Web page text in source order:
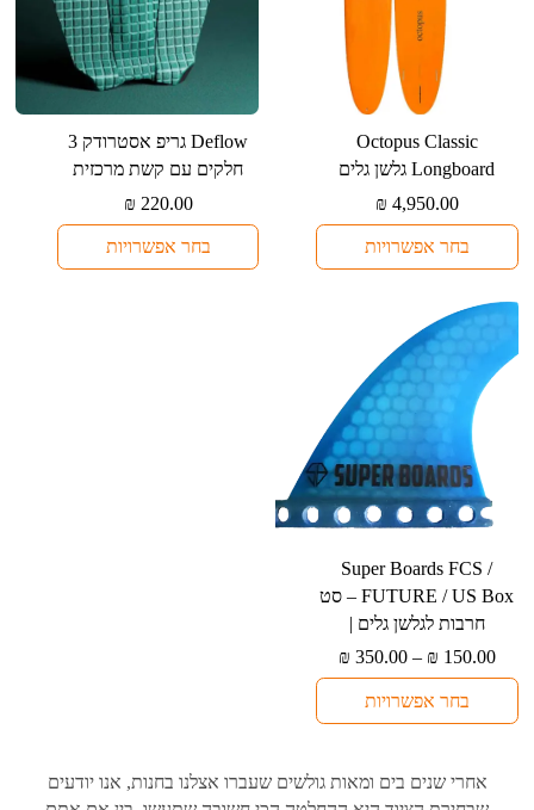
⁦Octopus Classic
Longboard⁩ גלשן גלים
₪ 4,950.00
בחר אפשרויות
למוצר
מספר
לבחור
האפשרויות
בעמוד
המוצר
⁦Deflow⁩ גריפ אסטרודק 3
חלקים עם קשת מרכזית
₪ 220.00
בחר אפשרויות
למוצר
מספר
⁦Super Boards FCS /
FUTURE / US Box⁩ – סט
חרבות לגלשן גלים |
₪ 150.00
–
₪ 350.00
מחירים:
עד
בחר אפשרויות
למוצר
זה
מספר
סוגים.
האפשרויות
אחרי שנים בים ומאות גולשים שעברו אצלנו בחנות, אנו יודעים